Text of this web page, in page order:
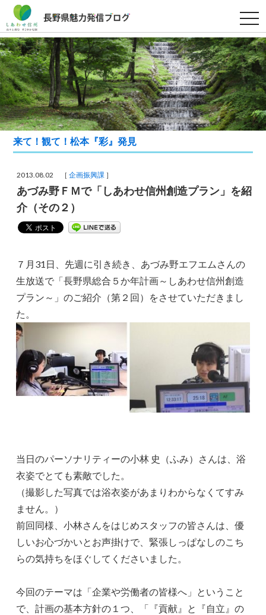
t
o
g
g
l
e
n
a
v
i
g
a
t
i
n
来て！観て！松本『彩』発見
2013.08.02 ［企画振興課 ］
あづみ野ＦＭで「しあわせ信州創造プラン」を紹
介（その２）
７月31日、先週に引き続き、あづみ野エフエムさんの
生放送で「長野県総合５か年計画～しあわせ信州創造
プラン～」のご紹介（第２回）をさせていただきまし
た。
当日のパーソナリティーの小林 史（ふみ）さんは、浴
衣姿でとても素敵でした。
（撮影した写真では浴衣姿があまりわからなくてすみ
ません。）
前回同様、小林さんをはじめスタッフの皆さんは、優
しいお心づかいとお声掛けで、緊張しっぱなしのこち
らの気持ちをほぐしてくださいました。
今回のテーマは「企業や労働者の皆様へ」ということ
で、計画の基本方針の１つ、「『貢献』と『自立』の